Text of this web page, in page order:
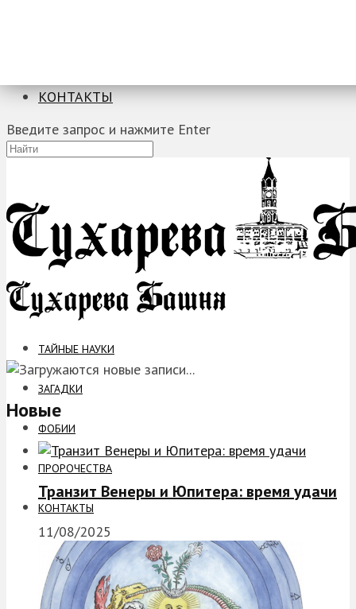
КОНТАКТЫ
Введите запрос и нажмите Enter
ТАЙНЫЕ НАУКИ
ЗАГАДКИ
ФОБИИ
ПРОРОЧЕСТВА
КОНТАКТЫ
Новые
Транзит Венеры и Юпитера: время удачи
11/08/2025